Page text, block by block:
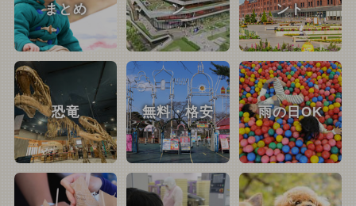
まとめ
ン
ント
恐竜 無料・格安 雨の日OK